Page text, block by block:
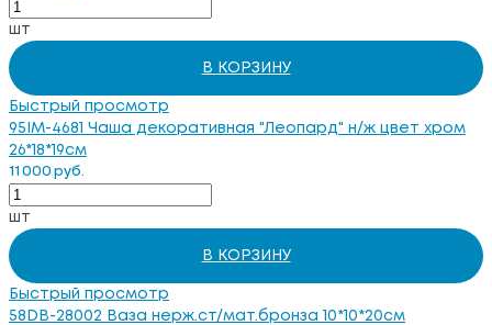
шт
В КОРЗИНУ
Быстрый просмотр
95IM-4681 Чаша декоративная "Леопард" н/ж цвет хром
26*18*19см
11 000 руб.
шт
В КОРЗИНУ
Быстрый просмотр
58DB-28002 Ваза нерж.ст/мат.бронза 10*10*20см